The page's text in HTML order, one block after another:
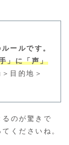
ールです。
」に「声」
目的地＞
のが驚きで
くださいね。